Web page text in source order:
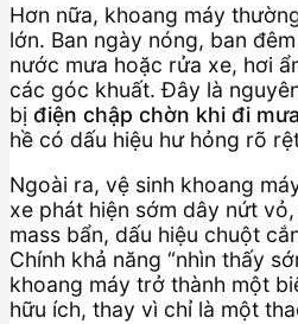
Hơn nữa, khoang máy
lớn. Ban ngày nóng, ban
nước mưa hoặc rửa xe, hơi
các góc khuất. Đây là
bị điện chập chờn khi đi mưa
hề có dấu hiệu hư hỏng rõ
Ngoài ra, vệ sinh khoang
xe phát hiện sớm dây nứt
mass bẩn, dấu hiệu chuột
Chính khả năng “nhìn thấy
khoang máy trở thành một
hữu ích, thay vì chỉ là một